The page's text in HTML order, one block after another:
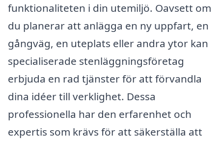
funktionaliteten i din utemiljö. Oavsett om
du planerar att anlägga en ny uppfart, en
gångväg, en uteplats eller andra ytor kan
specialiserade stenläggningsföretag
erbjuda en rad tjänster för att förvandla
dina idéer till verklighet. Dessa
professionella har den erfarenhet och
expertis som krävs för att säkerställa att